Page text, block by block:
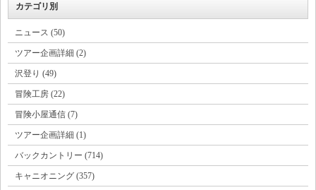
カテゴリ別
ニュース (50)
ツアー企画詳細 (2)
沢登り (49)
冒険工房 (22)
冒険小屋通信 (7)
ツアー企画詳細 (1)
バックカントリー (714)
キャニオニング (357)